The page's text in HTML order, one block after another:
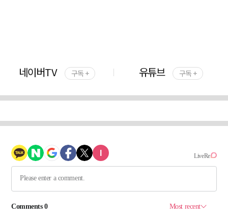
네이버TV 구독 + 유튜브 구독 +